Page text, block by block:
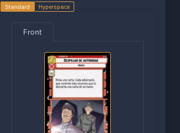
Standard Hyperspace
Front